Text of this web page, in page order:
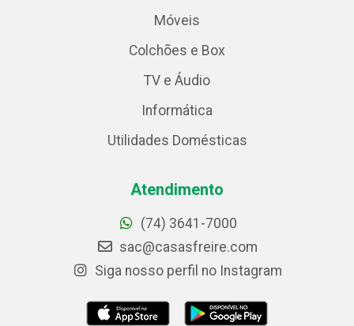
Móveis
Colchões e Box
TV e Áudio
Informática
Utilidades Domésticas
Atendimento
(74) 3641-7000
sac@casasfreire.com
Siga nosso perfil no Instagram